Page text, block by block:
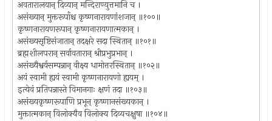
अवतारालयान् दिव्यान् मन्दिराण्युत्तमानि च ।
असंख्यान् मुक्तरूपाँश्च कृष्णनारायणांशजान् ॥१००॥
कृष्णनारायणरूपान् कृष्णनारायणात्मकान् ।
असंख्यसृष्टिसंजातान् तदक्षरे सदा स्थितान् ॥१०१॥
ब्रह्मशीलपरान् सर्वावतारान् श्रीप्रभुप्रभान् ।
असंख्यैश्वर्यसम्पन्नान् वीक्ष्य धामोत्तरस्थितान् ॥१०२॥
अयं स्वामी ह्ययं स्वामी कृष्णनारायणो ह्ययम् ।
इत्येवं प्रतिपन्नास्ते विमानगाः क्षणं तदा ॥१०३॥
असंख्यकृष्णरूपाणि प्रभून् कृष्णानसंख्यकान् ।
मुक्तात्मकान् विलोक्यैव विलोक्य दिव्यचक्षुषा ॥१०४॥